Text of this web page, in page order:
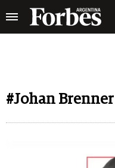
#Johan Brenner